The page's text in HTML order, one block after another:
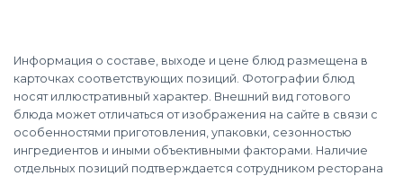
Информация о составе, выходе и цене блюд размещена в
карточках соответствующих позиций. Фотографии блюд
носят иллюстративный характер. Внешний вид готового
блюда может отличаться от изображения на сайте в связи с
особенностями приготовления, упаковки, сезонностью
ингредиентов и иными объективными факторами. Наличие
отдельных позиций подтверждается сотрудником ресторана